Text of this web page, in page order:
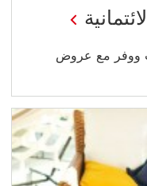
ووفر مع عروض